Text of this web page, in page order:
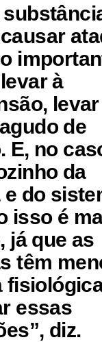
à
de
E, no
da
do
isso é
já que as
têm
essas
diz.